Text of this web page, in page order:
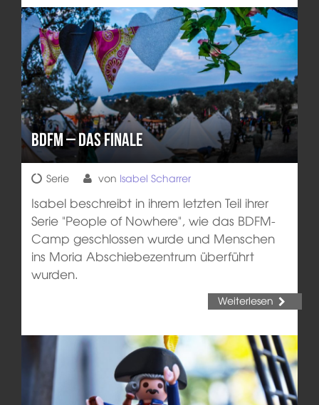
BDFM – Das Finale
Serie von Isabel Scharrer
Isabel beschreibt in ihrem letzten Teil ihrer
Serie "People of Nowhere", wie das BDFM-
Camp geschlossen wurde und Menschen
ins Moria Abschiebezentrum überführt
wurden.
Weiterlesen